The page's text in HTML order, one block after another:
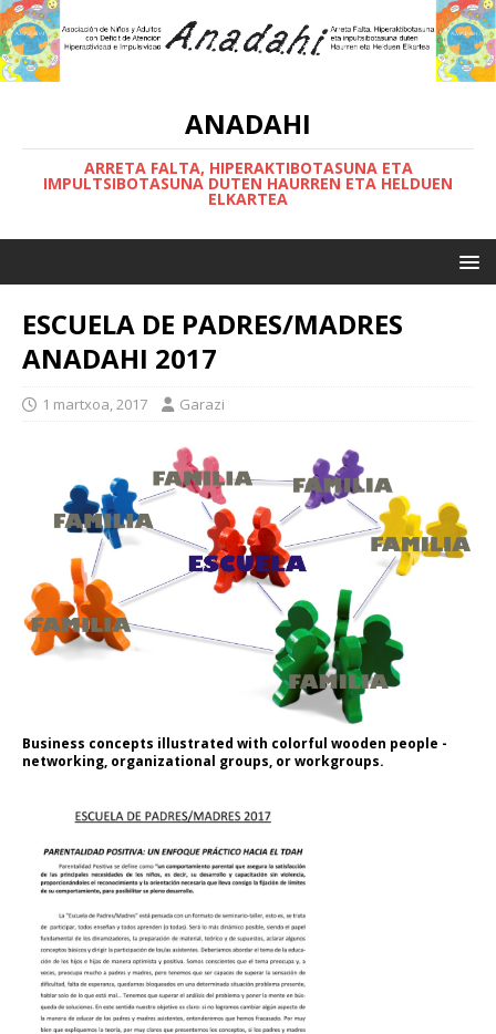
ANADAHI
ARRETA FALTA, HIPERAKTIBOTASUNA ETA
IMPULTSIBOTASUNA DUTEN HAURREN ETA HELDUEN
ELKARTEA
ESCUELA DE PADRES/MADRES
ANADAHI 2017
1 martxoa, 2017 Garazi
Business concepts illustrated with colorful wooden people -
networking, organizational groups, or workgroups.